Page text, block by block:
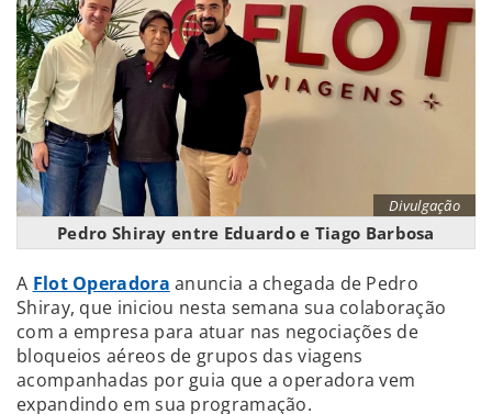
Divulgação
Pedro Shiray entre Eduardo e Tiago Barbosa
A Flot Operadora anuncia a chegada de Pedro
Shiray, que iniciou nesta semana sua colaboração
com a empresa para atuar nas negociações de
bloqueios aéreos de grupos das viagens
acompanhadas por guia que a operadora vem
expandindo em sua programação.